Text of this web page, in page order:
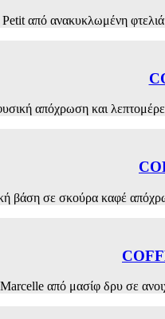
Petit από ανακυκλωμένη
απόχρωση και
βάση σε σκούρα καφέ
από μασίφ δρυ σε